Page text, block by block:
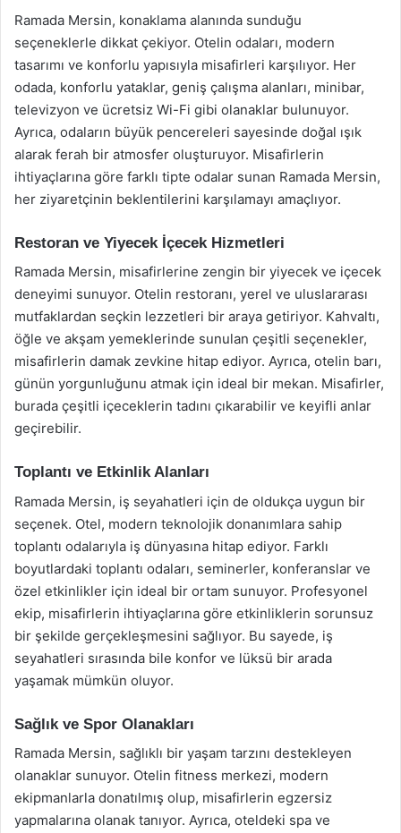
Ramada Mersin, konaklama alanında sunduğu
seçeneklerle dikkat çekiyor. Otelin odaları, modern
tasarımı ve konforlu yapısıyla misafirleri karşılıyor. Her
odada, konforlu yataklar, geniş çalışma alanları, minibar,
televizyon ve ücretsiz Wi-Fi gibi olanaklar bulunuyor.
Ayrıca, odaların büyük pencereleri sayesinde doğal ışık
alarak ferah bir atmosfer oluşturuyor. Misafirlerin
ihtiyaçlarına göre farklı tipte odalar sunan Ramada Mersin,
her ziyaretçinin beklentilerini karşılamayı amaçlıyor.
Restoran ve Yiyecek İçecek Hizmetleri
Ramada Mersin, misafirlerine zengin bir yiyecek ve içecek
deneyimi sunuyor. Otelin restoranı, yerel ve uluslararası
mutfaklardan seçkin lezzetleri bir araya getiriyor. Kahvaltı,
öğle ve akşam yemeklerinde sunulan çeşitli seçenekler,
misafirlerin damak zevkine hitap ediyor. Ayrıca, otelin barı,
günün yorgunluğunu atmak için ideal bir mekan. Misafirler,
burada çeşitli içeceklerin tadını çıkarabilir ve keyifli anlar
geçirebilir.
Toplantı ve Etkinlik Alanları
Ramada Mersin, iş seyahatleri için de oldukça uygun bir
seçenek. Otel, modern teknolojik donanımlara sahip
toplantı odalarıyla iş dünyasına hitap ediyor. Farklı
boyutlardaki toplantı odaları, seminerler, konferanslar ve
özel etkinlikler için ideal bir ortam sunuyor. Profesyonel
ekip, misafirlerin ihtiyaçlarına göre etkinliklerin sorunsuz
bir şekilde gerçekleşmesini sağlıyor. Bu sayede, iş
seyahatleri sırasında bile konfor ve lüksü bir arada
yaşamak mümkün oluyor.
Sağlık ve Spor Olanakları
Ramada Mersin, sağlıklı bir yaşam tarzını destekleyen
olanaklar sunuyor. Otelin fitness merkezi, modern
ekipmanlarla donatılmış olup, misafirlerin egzersiz
yapmalarına olanak tanıyor. Ayrıca, oteldeki spa ve